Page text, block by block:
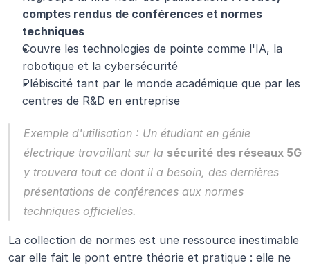
comptes rendus de conférences et normes
techniques
Couvre les technologies de pointe comme l'IA, la
robotique et la cybersécurité
Plébiscité tant par le monde académique que par les
centres de R&D en entreprise
Exemple d'utilisation : Un étudiant en génie
électrique travaillant sur la sécurité des réseaux 5G
y trouvera tout ce dont il a besoin, des dernières
présentations de conférences aux normes
techniques officielles.
La collection de normes est une ressource inestimable
car elle fait le pont entre théorie et pratique : elle ne